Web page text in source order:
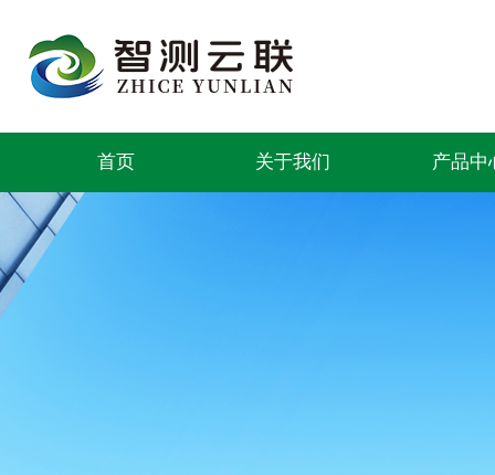
首页 关于我们 产品中